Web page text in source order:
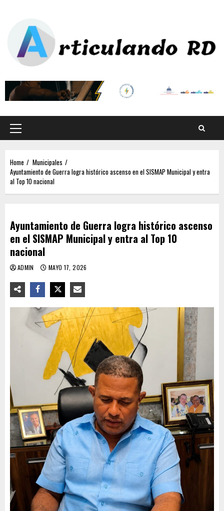
Home
Municipales
Ayuntamiento de Guerra logra histórico ascenso en el SISMAP Municipal y entra
al Top 10 nacional
Ayuntamiento de Guerra logra histórico ascenso
en el SISMAP Municipal y entra al Top 10
nacional
ADMIN MAYO 17, 2026